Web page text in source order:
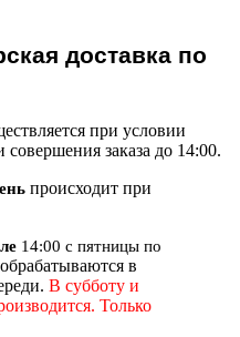
доставка по
при условии
совершения заказа до 14:00.
ь происходит при
14:00 с пятницы по
в
В субботу и
Только